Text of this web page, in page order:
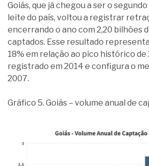
Goiás, que já chegou a ser o
leite do país, voltou a registrar
encerrando o ano com 2,20 bilhões
captados. Esse resultado
18% em relação ao pico histórico de
registrado em 2014 e configura o
2007.
Gráfico 5. Goiás – volume anual de